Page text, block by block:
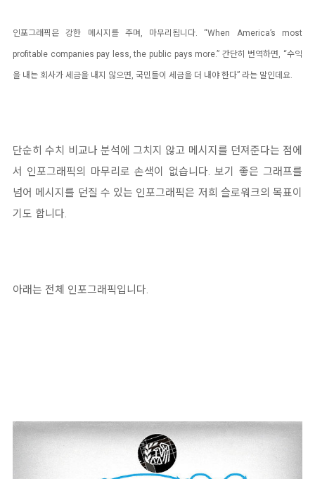
인포그래픽은 강한 메시지를 주며, 마무리됩니다. “When America’s most
profitable companies pay less, the public pays more.” 간단히 번역하면, “수익
을 내는 회사가 세금을 내지 않으면, 국민들이 세금을 더 내야 한다” 라는 말인데요.
단순히 수치 비교나 분석에 그치지 않고 메시지를 던져준다는 점에
서 인포그래픽의 마무리로 손색이 없습니다. 보기 좋은 그래프를
넘어 메시지를 던질 수 있는 인포그래픽은 저희 슬로워크의 목표이
기도 합니다.
아래는 전체 인포그래픽입니다.